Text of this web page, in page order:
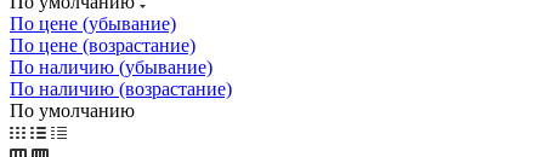
По цене (убывание)
По цене (возрастание)
По наличию (убывание)
По наличию (возрастание)
По умолчанию